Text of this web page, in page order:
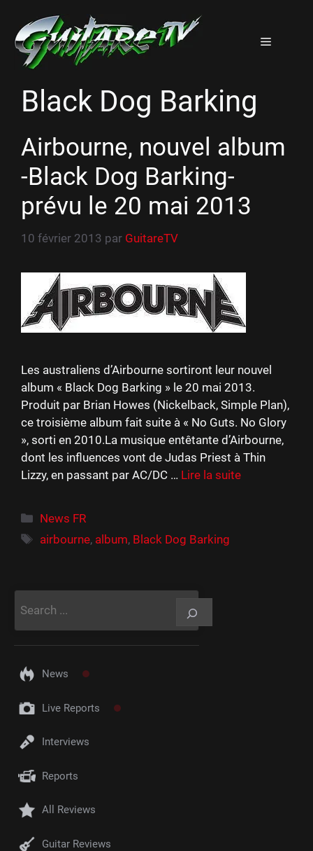
contenu
Menu
Black Dog Barking
Airbourne, nouvel album
-Black Dog Barking-
prévu le 20 mai 2013
10 février 2013 par GuitareTV
Les australiens d’Airbourne sortiront leur nouvel
album « Black Dog Barking » le 20 mai 2013.
Produit par Brian Howes (Nickelback, Simple Plan),
ce troisième album fait suite à « No Guts. No Glory
», sorti en 2010.La musique entêtante d’Airbourne,
dont les influences vont de Judas Priest à Thin
Lizzy, en passant par AC/DC … Lire la suite
Catégories
News FR
Étiquettes
airbourne, album, Black Dog Barking
News
Live Reports
Interviews
Reports
All Reviews
Guitar Reviews